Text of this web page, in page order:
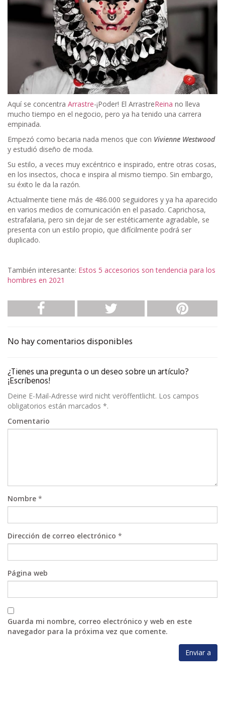
Aquí se concentra Arrastre-¡Poder! El ArrastreReina no lleva
mucho tiempo en el negocio, pero ya ha tenido una carrera
empinada.
Empezó como becaria nada menos que con Vivienne Westwood
y estudió diseño de moda.
Su estilo, a veces muy excéntrico e inspirado, entre otras cosas,
en los insectos, choca e inspira al mismo tiempo. Sin embargo,
su éxito le da la razón.
Actualmente tiene más de 486.000 seguidores y ya ha aparecido
en varios medios de comunicación en el pasado. Caprichosa,
estrafalaria, pero sin dejar de ser estéticamente agradable, se
presenta con un estilo propio, que difícilmente podrá ser
duplicado.
También interesante: Estos 5 accesorios son tendencia para los
hombres en 2021
No hay comentarios disponibles
¿Tienes una pregunta o un deseo sobre un artículo?
¡Escríbenos!
Deine E-Mail-Adresse wird nicht veröffentlicht. Los campos
obligatorios están marcados *.
Comentario
Nombre *
Dirección de correo electrónico *
Página web
Guarda mi nombre, correo electrónico y web en este
navegador para la próxima vez que comente.